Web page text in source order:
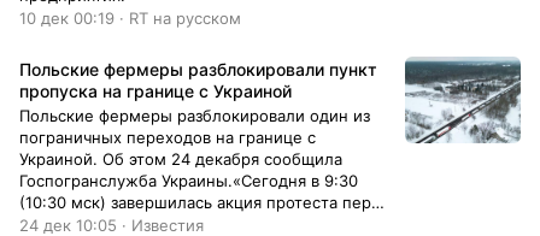
10 дек 00:19 · RT на русском
Польские фермеры разблокировали пункт
пропуска на границе с Украиной
Польские фермеры разблокировали один из
пограничных переходов на границе с
Украиной. Об этом 24 декабря сообщила
Госпогранслужба Украины.«Сегодня в 9:30
(10:30 мск) завершилась акция протеста перед
пунктом пропуска «Медика – Шегини».
24 дек 10:05 · Известия